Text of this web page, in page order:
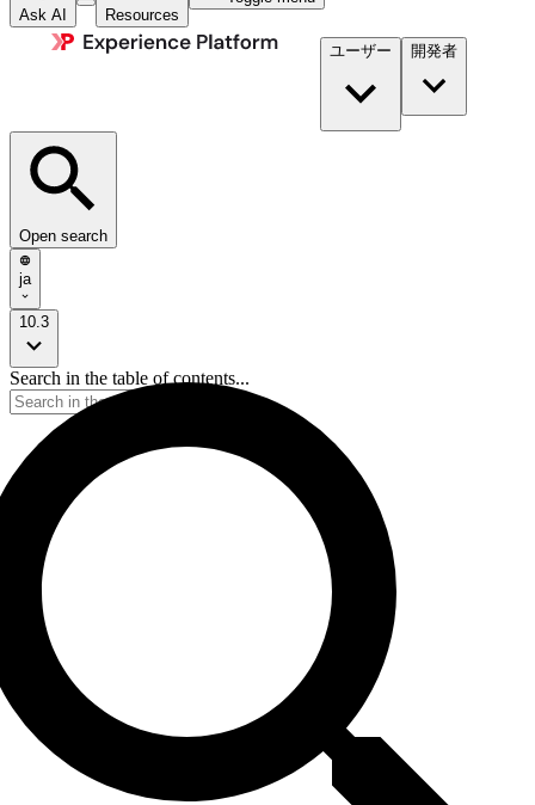
Ask AI Resources
ユーザー 開発者​
Open search
ja
10.3
Search in the table of contents...